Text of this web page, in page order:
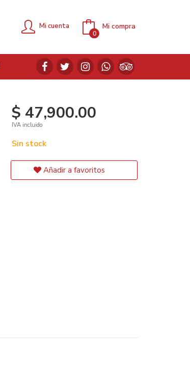
Mi cuenta Mi compra
0
$ 47,900.00
IVA incluido
Sin stock
Añadir a favoritos